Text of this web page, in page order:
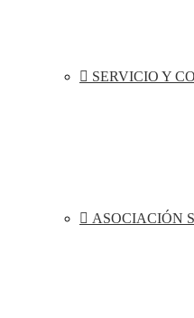
SERVICIO Y
ASOCIACIÓN